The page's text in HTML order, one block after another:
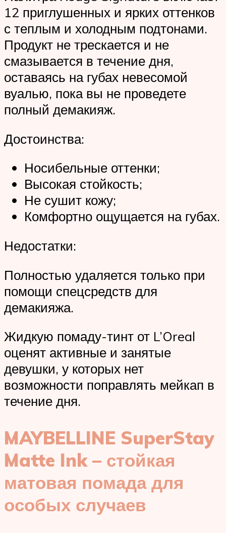
12 приглушенных и ярких оттенков
с теплым и холодным подтонами.
Продукт не трескается и не
смазывается в течение дня,
оставаясь на губах невесомой
вуалью, пока вы не проведете
полный демакияж.
Достоинства:
Носибельные оттенки;
Высокая стойкость;
Не сушит кожу;
Комфортно ощущается на губах.
Недостатки:
Полностью удаляется только при
помощи спецсредств для
демакияжа.
Жидкую помаду-тинт от L’Oreal
оценят активные и занятые
девушки, у которых нет
возможности поправлять мейкап в
течение дня.
MAYBELLINE SuperStay
Matte Ink – стойкая
матовая помада для
особых случаев